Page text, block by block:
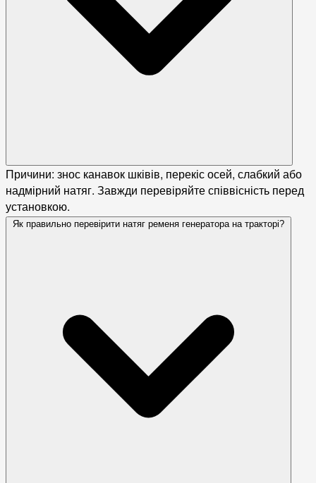
Причини: знос канавок шківів, перекіс осей, слабкий або
надмірний натяг. Завжди перевіряйте співвісність перед
установкою.
Як правильно перевірити натяг ременя генератора на тракторі?